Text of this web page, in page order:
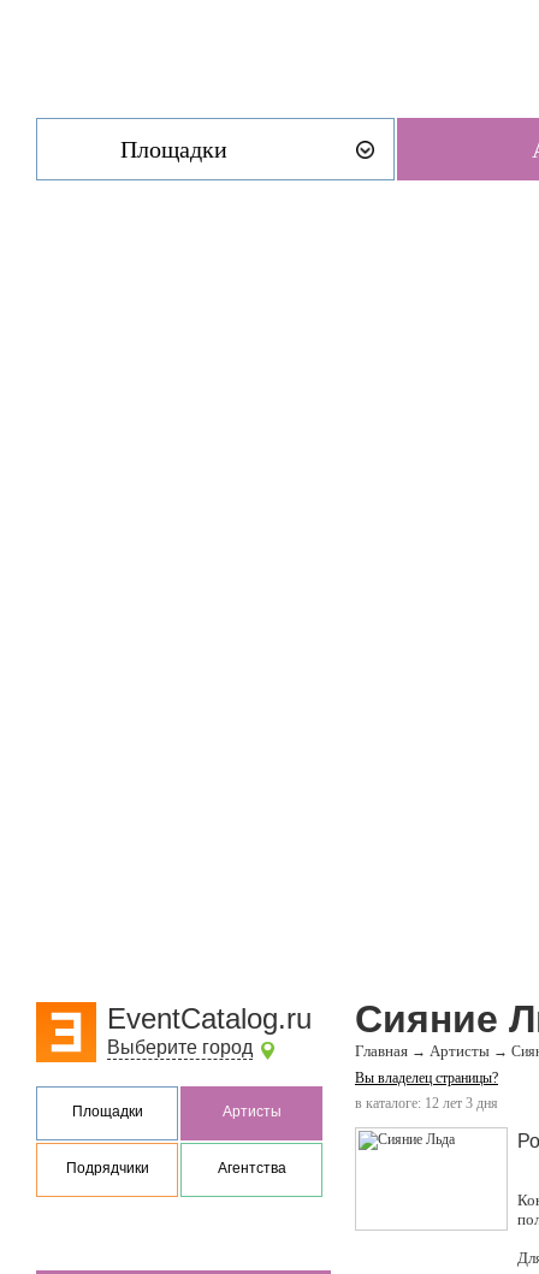
Площадки
EventCatalog.ru
Выберите город
Площадки Артисты
Подрядчики Агентства
Сияние
Главная → Артисты →
Вы владелец страницы?
в каталоге: 12 лет 3 дня